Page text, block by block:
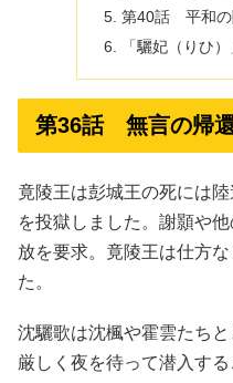
第40話 平和の
「驪妃（りひ
第36話 無言の帰
竟陵王は彭城王の死には
を投獄しました。謝顥や
放を要求。竟陵王は仕方
た。
沈驪歌は沈楓や霍雲たち
厳しく夜を待って潜入する